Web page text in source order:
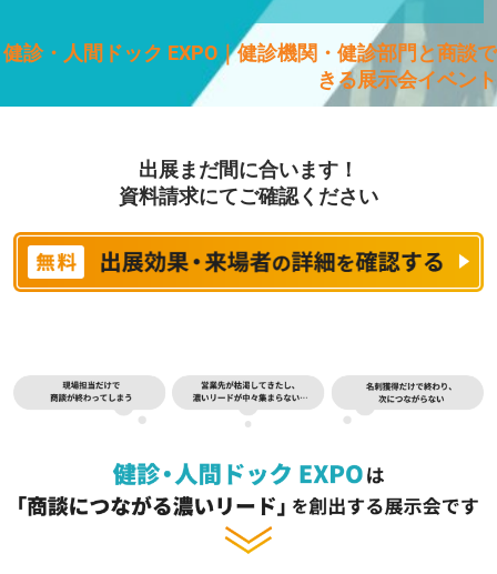
健診・人間ドック EXPO｜健診機関・健診部門と商談で
きる展示会イベント
出展まだ間に合います！
資料請求にてご確認ください